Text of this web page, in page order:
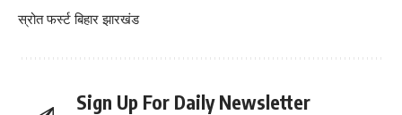
स्रोत फर्स्ट बिहार झारखंड
Sign Up For Daily Newsletter